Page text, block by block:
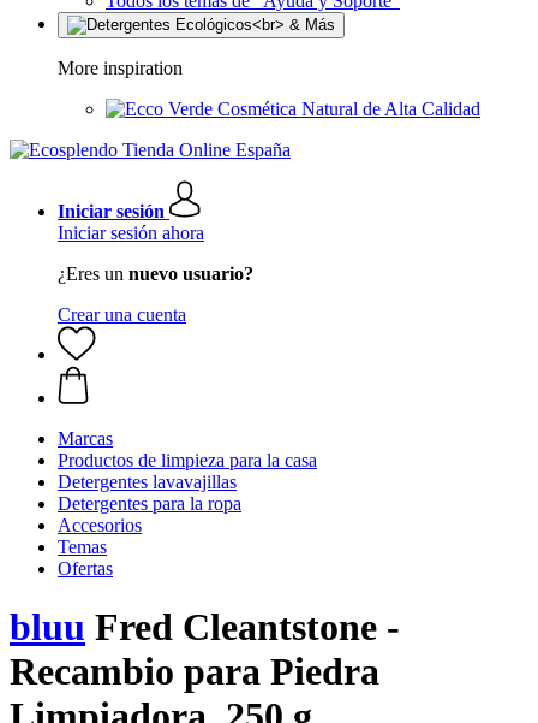
More inspiration
Cosmética Natural de Alta Calidad
Iniciar sesión
Iniciar sesión ahora
¿Eres un nuevo usuario?
Crear una cuenta
Marcas
Productos de limpieza para la casa
Detergentes lavavajillas
Detergentes para la ropa
Accesorios
Temas
Ofertas
bluu Fred Cleantstone -
Recambio para Piedra